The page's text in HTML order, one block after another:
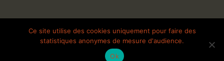
Copyright 2026 Le Bal Blomet | Tous droits réservés | Mentions légales
Galerie photo
Ce site utilise des cookies uniquement pour faire des
statistiques anonymes de mesure d'audience.
Ok